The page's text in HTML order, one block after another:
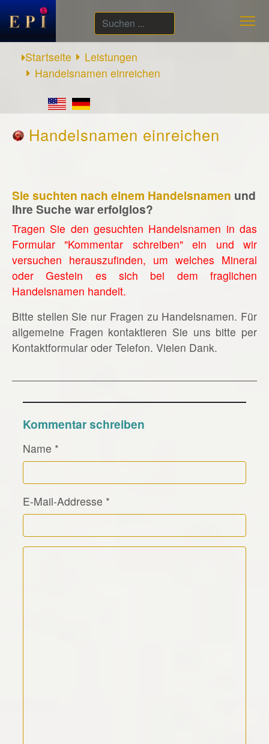
Suchen
...
Startseite
Leistungen
Handelsnamen einreichen
Handelsnamen einreichen
Sie suchten nach einem Handelsnamen und
Ihre Suche war erfolglos?
Tragen Sie den gesuchten Handelsnamen in das
Formular "Kommentar schreiben" ein und wir
versuchen herauszufinden, um welches Mineral
oder Gestein es sich bei dem fraglichen
Handelsnamen handelt.
Bitte stellen Sie nur Fragen zu Handelsnamen. Für
allgemeine Fragen kontaktieren Sie uns bitte per
Kontaktformular oder Telefon. Vielen Dank.
Kommentar schreiben
Name *
E-Mail-Addresse *
Kommentar Text